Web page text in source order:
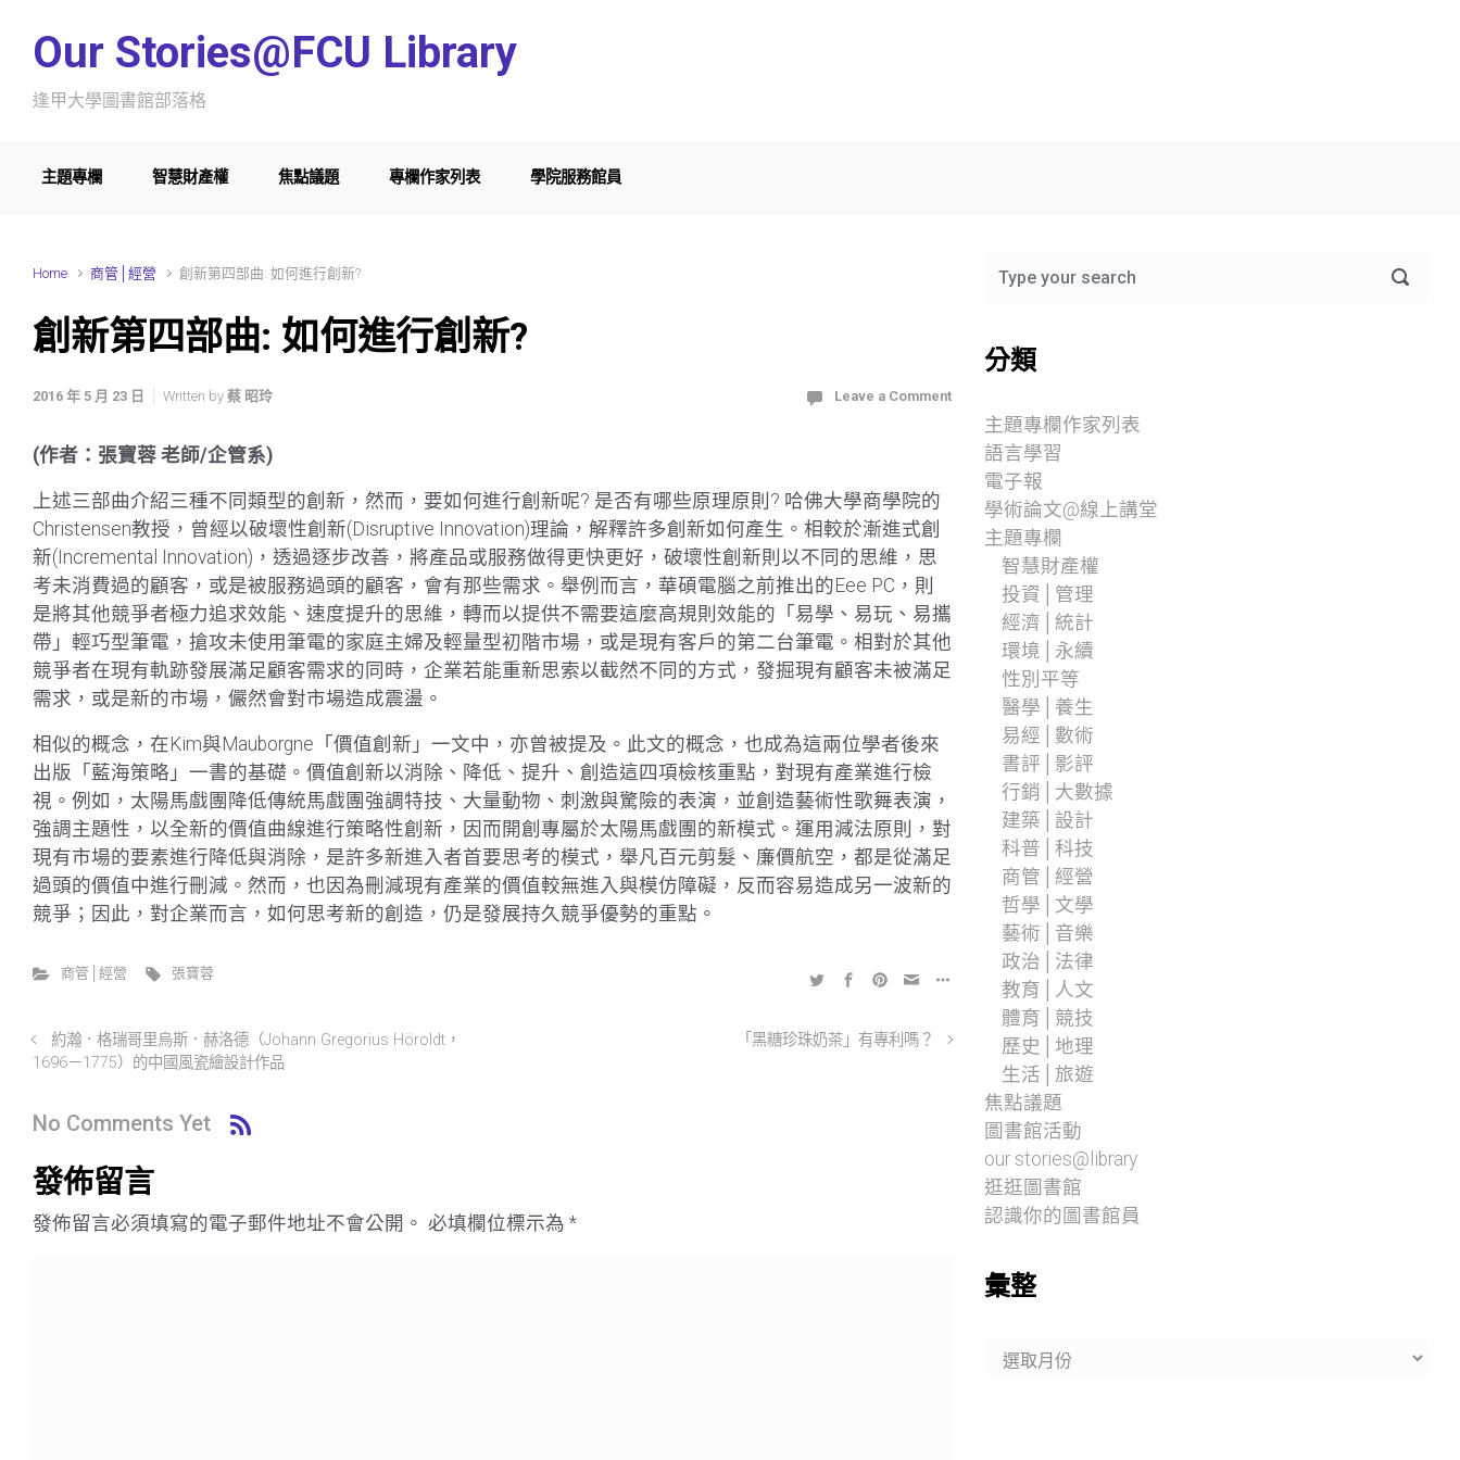
Our Stories@FCU Library
逢甲大學圖書館部落格
主題專欄 智慧財產權 焦點議題 專欄作家列表 學院服務館員
Home 商管│經營 創新第四部曲: 如何進行創新?
創新第四部曲: 如何進行創新?
2016 年 5 月 23 日 Written by 蔡 昭玲 Leave a Comment
(作者：張寶蓉 老師/企管系)
上述三部曲介紹三種不同類型的創新，然而，要如何進行創新呢? 是否有哪些原理原則? 哈佛大學商學院的
Christensen教授，曾經以破壞性創新(Disruptive Innovation)理論，解釋許多創新如何產生。相較於漸進式創
新(Incremental Innovation)，透過逐步改善，將產品或服務做得更快更好，破壞性創新則以不同的思維，思
考未消費過的顧客，或是被服務過頭的顧客，會有那些需求。舉例而言，華碩電腦之前推出的Eee PC，則
是將其他競爭者極力追求效能、速度提升的思維，轉而以提供不需要這麼高規則效能的「易學、易玩、易攜
帶」輕巧型筆電，搶攻未使用筆電的家庭主婦及輕量型初階市場，或是現有客戶的第二台筆電。相對於其他
競爭者在現有軌跡發展滿足顧客需求的同時，企業若能重新思索以截然不同的方式，發掘現有顧客未被滿足
需求，或是新的市場，儼然會對市場造成震盪。
相似的概念，在Kim與Mauborgne「價值創新」一文中，亦曾被提及。此文的概念，也成為這兩位學者後來
出版「藍海策略」一書的基礎。價值創新以消除、降低、提升、創造這四項檢核重點，對現有產業進行檢
視。例如，太陽馬戲團降低傳統馬戲團強調特技、大量動物、刺激與驚險的表演，並創造藝術性歌舞表演，
強調主題性，以全新的價值曲線進行策略性創新，因而開創專屬於太陽馬戲團的新模式。運用減法原則，對
現有市場的要素進行降低與消除，是許多新進入者首要思考的模式，舉凡百元剪髮、廉價航空，都是從滿足
過頭的價值中進行刪減。然而，也因為刪減現有產業的價值較無進入與模仿障礙，反而容易造成另一波新的
競爭；因此，對企業而言，如何思考新的創造，仍是發展持久競爭優勢的重點。
商管│經營 張寶蓉
約瀚．格瑞哥里烏斯．赫洛德（Johann Gregorius Höroldt，
1696－1775）的中國風瓷繪設計作品
「黑糖珍珠奶茶」有專利嗎？
No Comments Yet
發佈留言
發佈留言必須填寫的電子郵件地址不會公開。 必填欄位標示為 *
分類
主題專欄作家列表
語言學習
電子報
學術論文@線上講堂
主題專欄
智慧財產權
投資│管理
經濟│統計
環境│永續
性別平等
醫學│養生
易經│數術
書評│影評
行銷│大數據
建築│設計
科普│科技
商管│經營
哲學│文學
藝術│音樂
政治│法律
教育│人文
體育│競技
歷史│地理
生活│旅遊
焦點議題
圖書館活動
our stories@library
逛逛圖書館
認識你的圖書館員
彙整